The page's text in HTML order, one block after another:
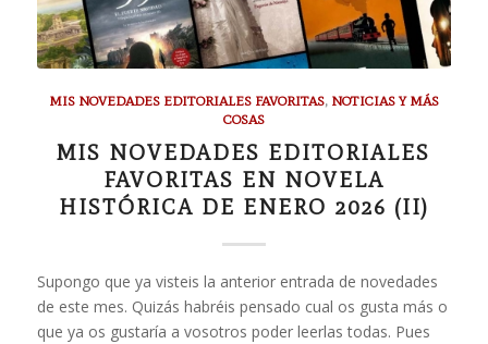
MIS NOVEDADES EDITORIALES FAVORITAS, NOTICIAS Y MÁS
COSAS
MIS NOVEDADES EDITORIALES
FAVORITAS EN NOVELA
HISTÓRICA DE ENERO 2026 (II)
Supongo que ya visteis la anterior entrada de novedades
de este mes. Quizás habréis pensado cual os gusta más o
que ya os gustaría a vosotros poder leerlas todas. Pues